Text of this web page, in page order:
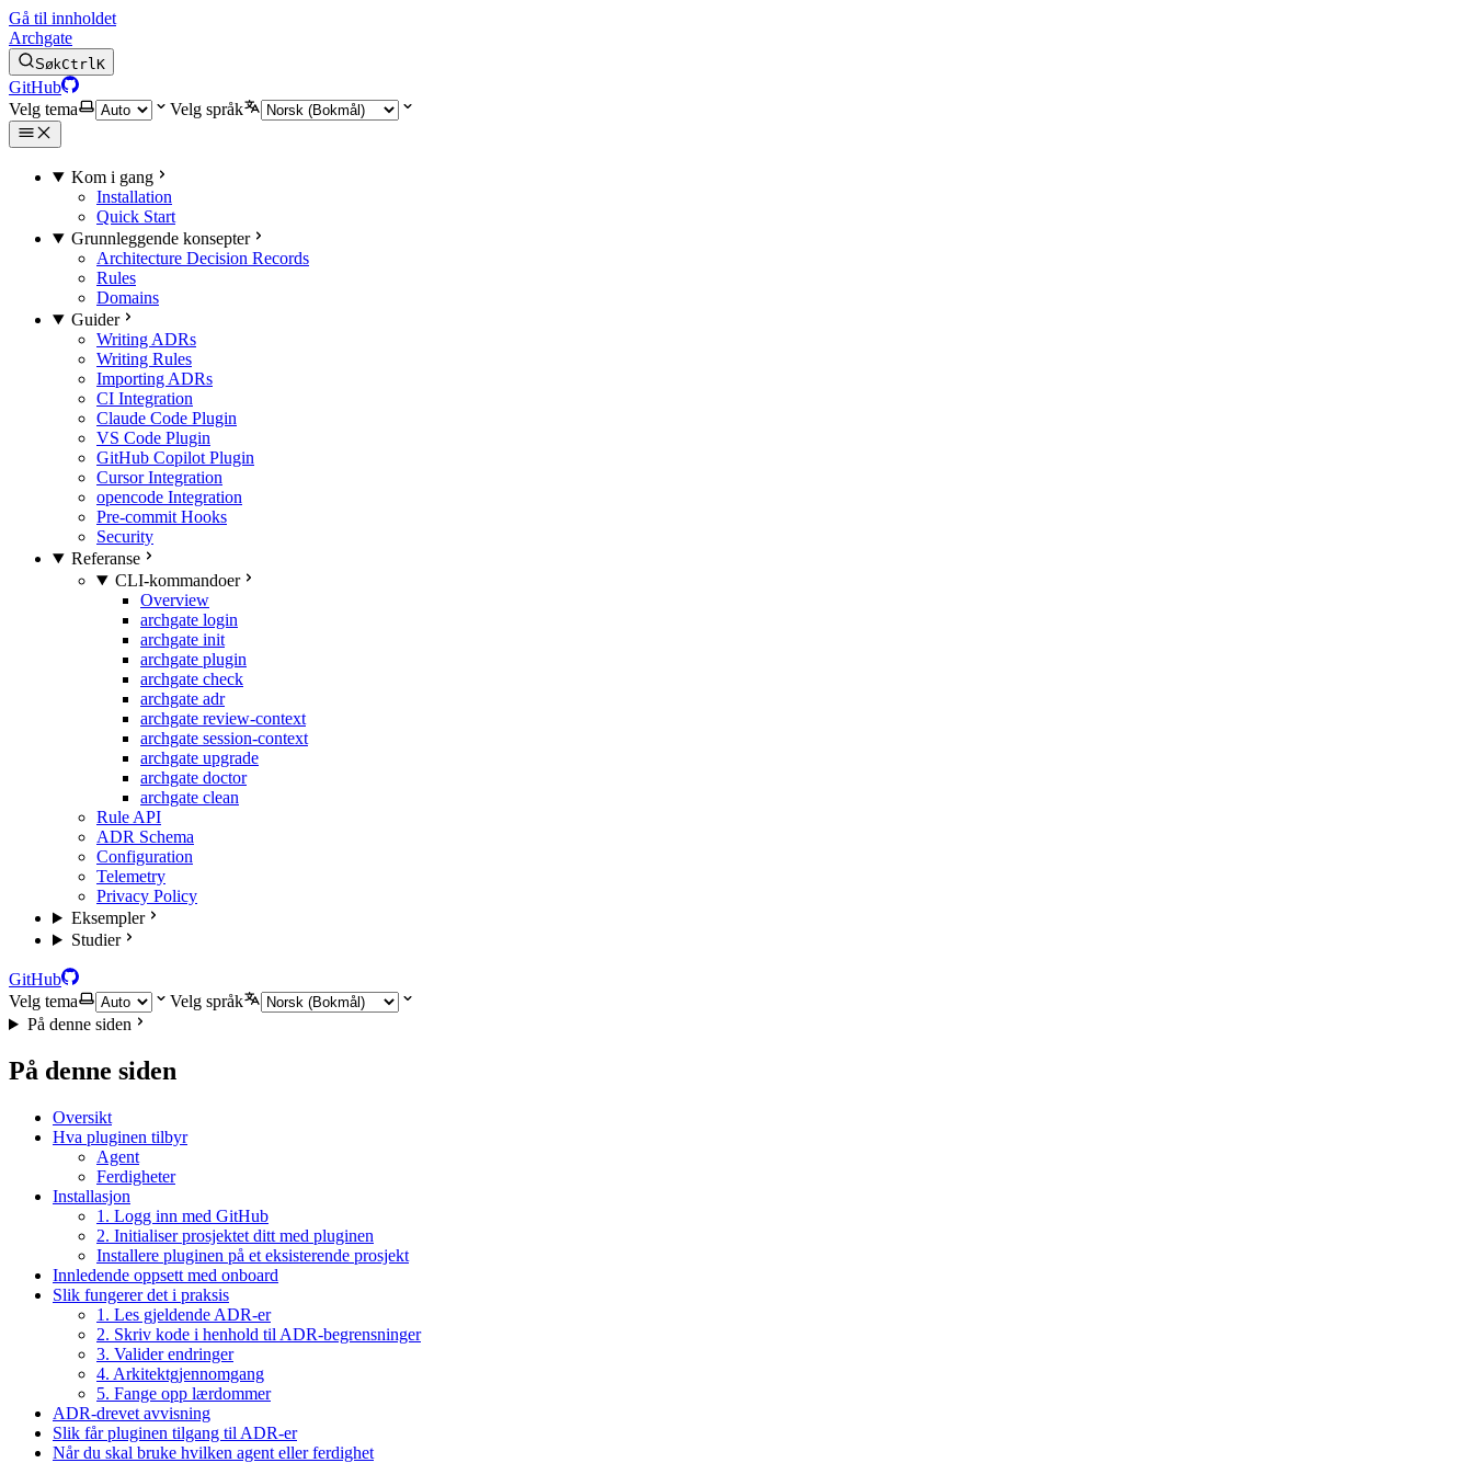
Gå til innholdet
Archgate
SøkCtrlK
GitHub
Velg tema
Velg språk
Kom i gang
Installation
Quick Start
Grunnleggende konsepter
Architecture Decision Records
Rules
Domains
Guider
Writing ADRs
Writing Rules
Importing ADRs
CI Integration
Claude Code Plugin
VS Code Plugin
GitHub Copilot Plugin
Cursor Integration
opencode Integration
Pre-commit Hooks
Security
Referanse
CLI-kommandoer
Overview
archgate login
archgate init
archgate plugin
archgate check
archgate adr
archgate review-context
archgate session-context
archgate upgrade
archgate doctor
archgate clean
Rule API
ADR Schema
Configuration
Telemetry
Privacy Policy
Eksempler
Studier
GitHub
Velg tema
Velg språk
På denne siden
På denne siden
Oversikt
Hva pluginen tilbyr
Agent
Ferdigheter
Installasjon
1. Logg inn med GitHub
2. Initialiser prosjektet ditt med pluginen
Installere pluginen på et eksisterende prosjekt
Innledende oppsett med onboard
Slik fungerer det i praksis
1. Les gjeldende ADR-er
2. Skriv kode i henhold til ADR-begrensninger
3. Valider endringer
4. Arkitektgjennomgang
5. Fange opp lærdommer
ADR-drevet avvisning
Slik får pluginen tilgang til ADR-er
Når du skal bruke hvilken agent eller ferdighet